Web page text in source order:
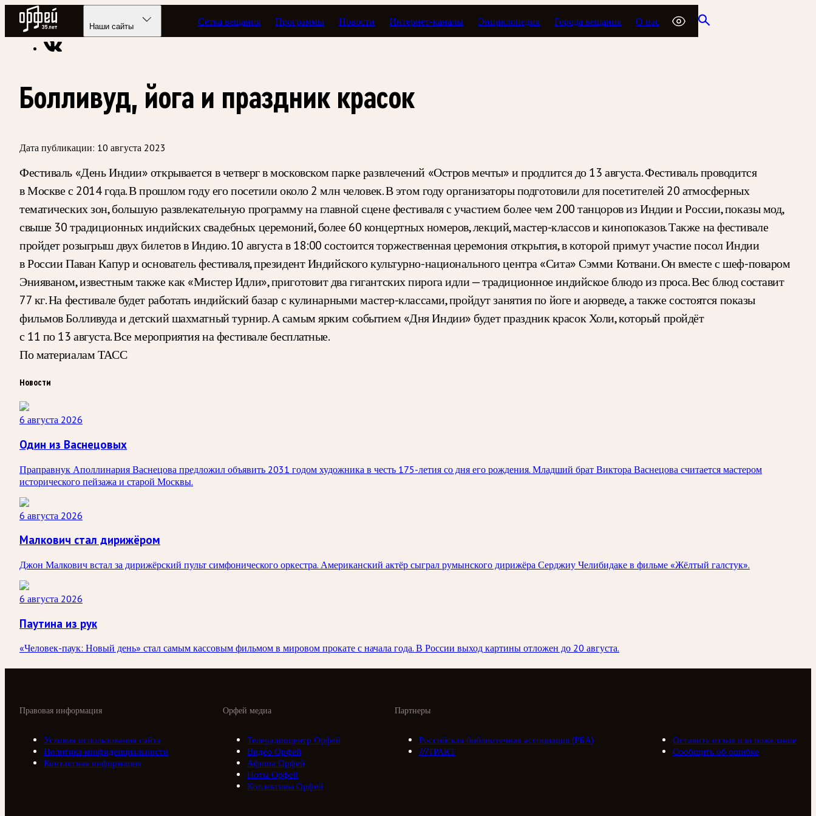
Радио Орфей
Наши сайты Сетка вещания Программы Новости Интернет-каналы Энциклопедия Города вещания О нас
Радио классической музыки «Орфей» Новости
Болливуд, йога и праздник красок
Дата публикации: 10 августа 2023
Фестиваль «День Индии» открывается в четверг в московском парке развлечений «Остров мечты» и продлится до 13 августа. Фестиваль проводится
в Москве с 2014 года. В прошлом году его посетили около 2 млн человек. В этом году организаторы подготовили для посетителей 20 атмосферных
тематических зон, большую развлекательную программу на главной сцене фестиваля с участием более чем 200 танцоров из Индии и России, показы мод,
свыше 30 традиционных индийских свадебных церемоний, более 60 концертных номеров, лекций, мастер-классов и кинопоказов. Также на фестивале
пройдет розыгрыш двух билетов в Индию. 10 августа в 18:00 состоится торжественная церемония открытия, в которой примут участие посол Индии
в России Паван Капур и основатель фестиваля, президент Индийского культурно-национального центра «Сита» Сэмми Котвани. Он вместе с шеф-поваром
Энияваном, известным также как «Мистер Идли», приготовит два гигантских пирога идли — традиционное индийское блюдо из проса. Вес блюд составит
77 кг. На фестивале будет работать индийский базар с кулинарными мастер-классами, пройдут занятия по йоге и аюрведе, а также состоятся показы
фильмов Болливуда и детский шахматный турнир. А самым ярким событием «Дня Индии» будет праздник красок Холи, который пройдёт
с 11 по 13 августа. Все мероприятия на фестивале бесплатные.
По материалам ТАСС
Новости
6 августа 2026
Один из Васнецовых
Праправнук Аполлинария Васнецова предложил объявить 2031 годом художника в честь 175-летия со дня его рождения. Младший брат Виктора Васнецова считается мастером
исторического пейзажа и старой Москвы.
6 августа 2026
Малкович стал дирижёром
Джон Малкович встал за дирижёрский пульт симфонического оркестра. Американский актёр сыграл румынского дирижёра Серджиу Челибидаке в фильме «Жёлтый галстук».
6 августа 2026
Паутина из рук
«Человек-паук: Новый день» стал самым кассовым фильмом в мировом прокате с начала года. В России выход картины отложен до 20 августа.
Орфей медиа
Телерадиоцентр Орфей
Видео Орфей
Афиша Орфей
Ноты Орфей
Коллективы Орфей
Партнеры
Российская библиотечная ассоциация (РБА)
///ТРАКТ
Правовая информация
Условия использования сайта
Политика конфиденциальности
Контактная информация
Оставить отзыв или пожелание
Сообщить об ошибке